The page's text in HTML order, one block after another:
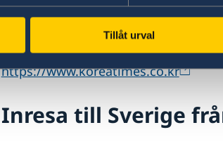
Tillåt urval
https://en.yna.co.kr/
https://www.koreatimes.co.kr
Inresa till Sverige